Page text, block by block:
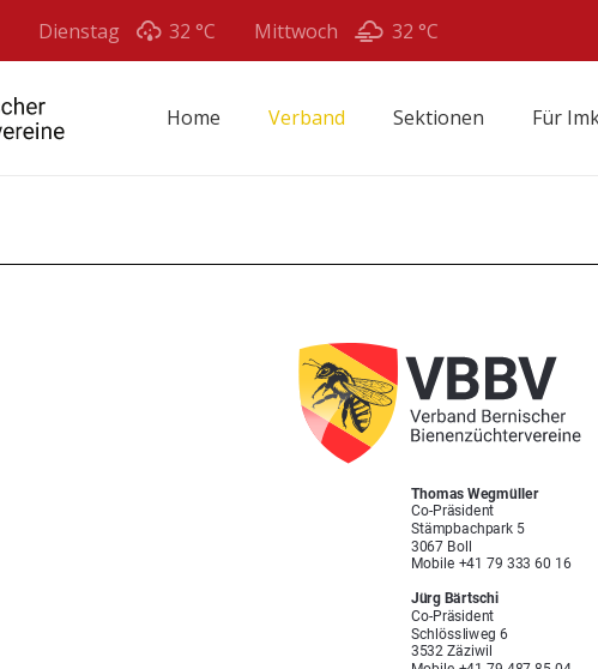
Dienstag 32 °C Mittwoch 32 °C
Home Verband Sektionen Für